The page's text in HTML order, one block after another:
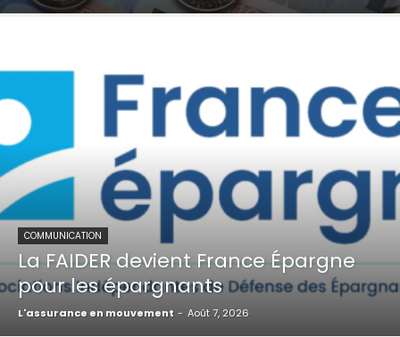
COMMUNICATION
La FAIDER devient France Épargne
pour les épargnants
L'assurance en mouvement - Août 7, 2026